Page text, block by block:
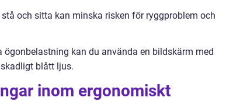
och sitta kan minska risken för ryggproblem och
kan du använda en bildskärm med
blått ljus.
inom ergonomiskt